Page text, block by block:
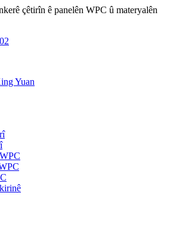
çêtirîn ê panelên WPC û materyalên